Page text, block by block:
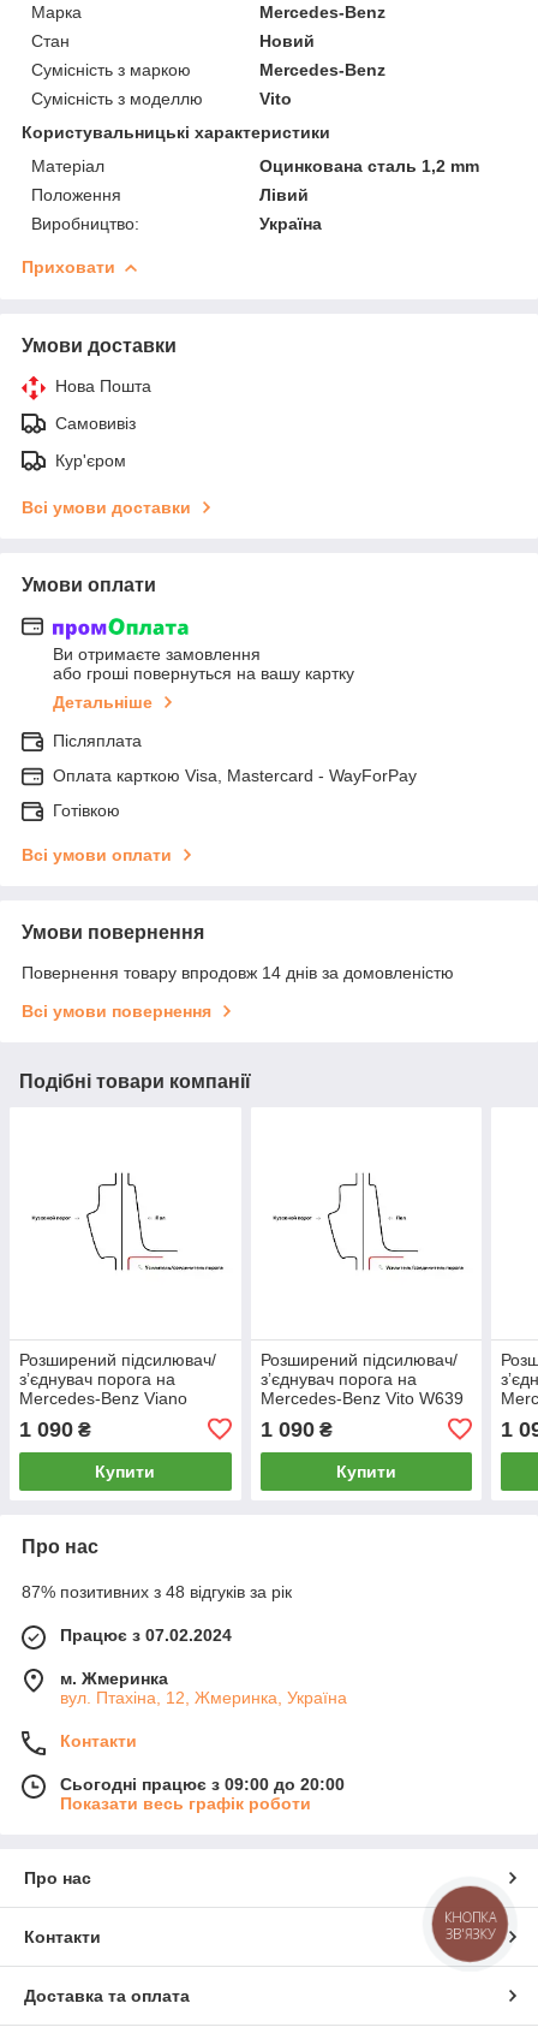
Марка
Mercedes-Benz
Стан
Новий
Сумісність з маркою
Mercedes-Benz
Сумісність з моделлю
Vito
Користувальницькі характеристики
Матеріал
Оцинкована сталь 1,2 mm
Положення
Лівий
Виробництво:
Україна
Приховати
Умови доставки
Нова Пошта
Самовивіз
Кур'єром
Всі умови доставки
Умови оплати
Ви отримаєте замовлення
або гроші повернуться на вашу картку
Детальніше
Післяплата
Оплата карткою Visa, Mastercard - WayForPay
Готівкою
Всі умови оплати
Умови повернення
Повернення товару впродовж 14 днів за домовленістю
Всі умови повернення
Подібні товари компанії
Розширений підсилювач/
зʼєднувач порога на
Mercedes-Benz Viano
Короткая база, Лівий
1 090 ₴
Купити
Розширений підсилювач/
зʼєднувач порога на
Mercedes-Benz Vito W639
база, Лівий
1 090₴
Купити
1
Про нас
87% позитивних з 48 відгуків за рік
Працює з 07.02.2024
м. Жмеринка
вул. Птахіна, 12, Жмеринка, Україна
Контакти
Сьогодні працює з 09:00 до 20:00
Показати весь графік роботи
Про нас
Контакти
Доставка та оплата
КНОПКА
ЗВ'ЯЗКУ